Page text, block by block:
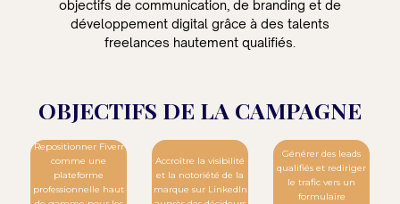
objectifs de communication, de branding et de
développement digital grâce à des talents
freelances hautement qualifiés.
OBJECTIFS DE LA CAMPAGNE
Repositionner Fiverr
comme une
plateforme
professionnelle haut
Accroître la visibilité
et la notoriété de la
marque sur LinkedIn
Générer des leads
qualifiés et rediriger
le trafic vers un
formulaire